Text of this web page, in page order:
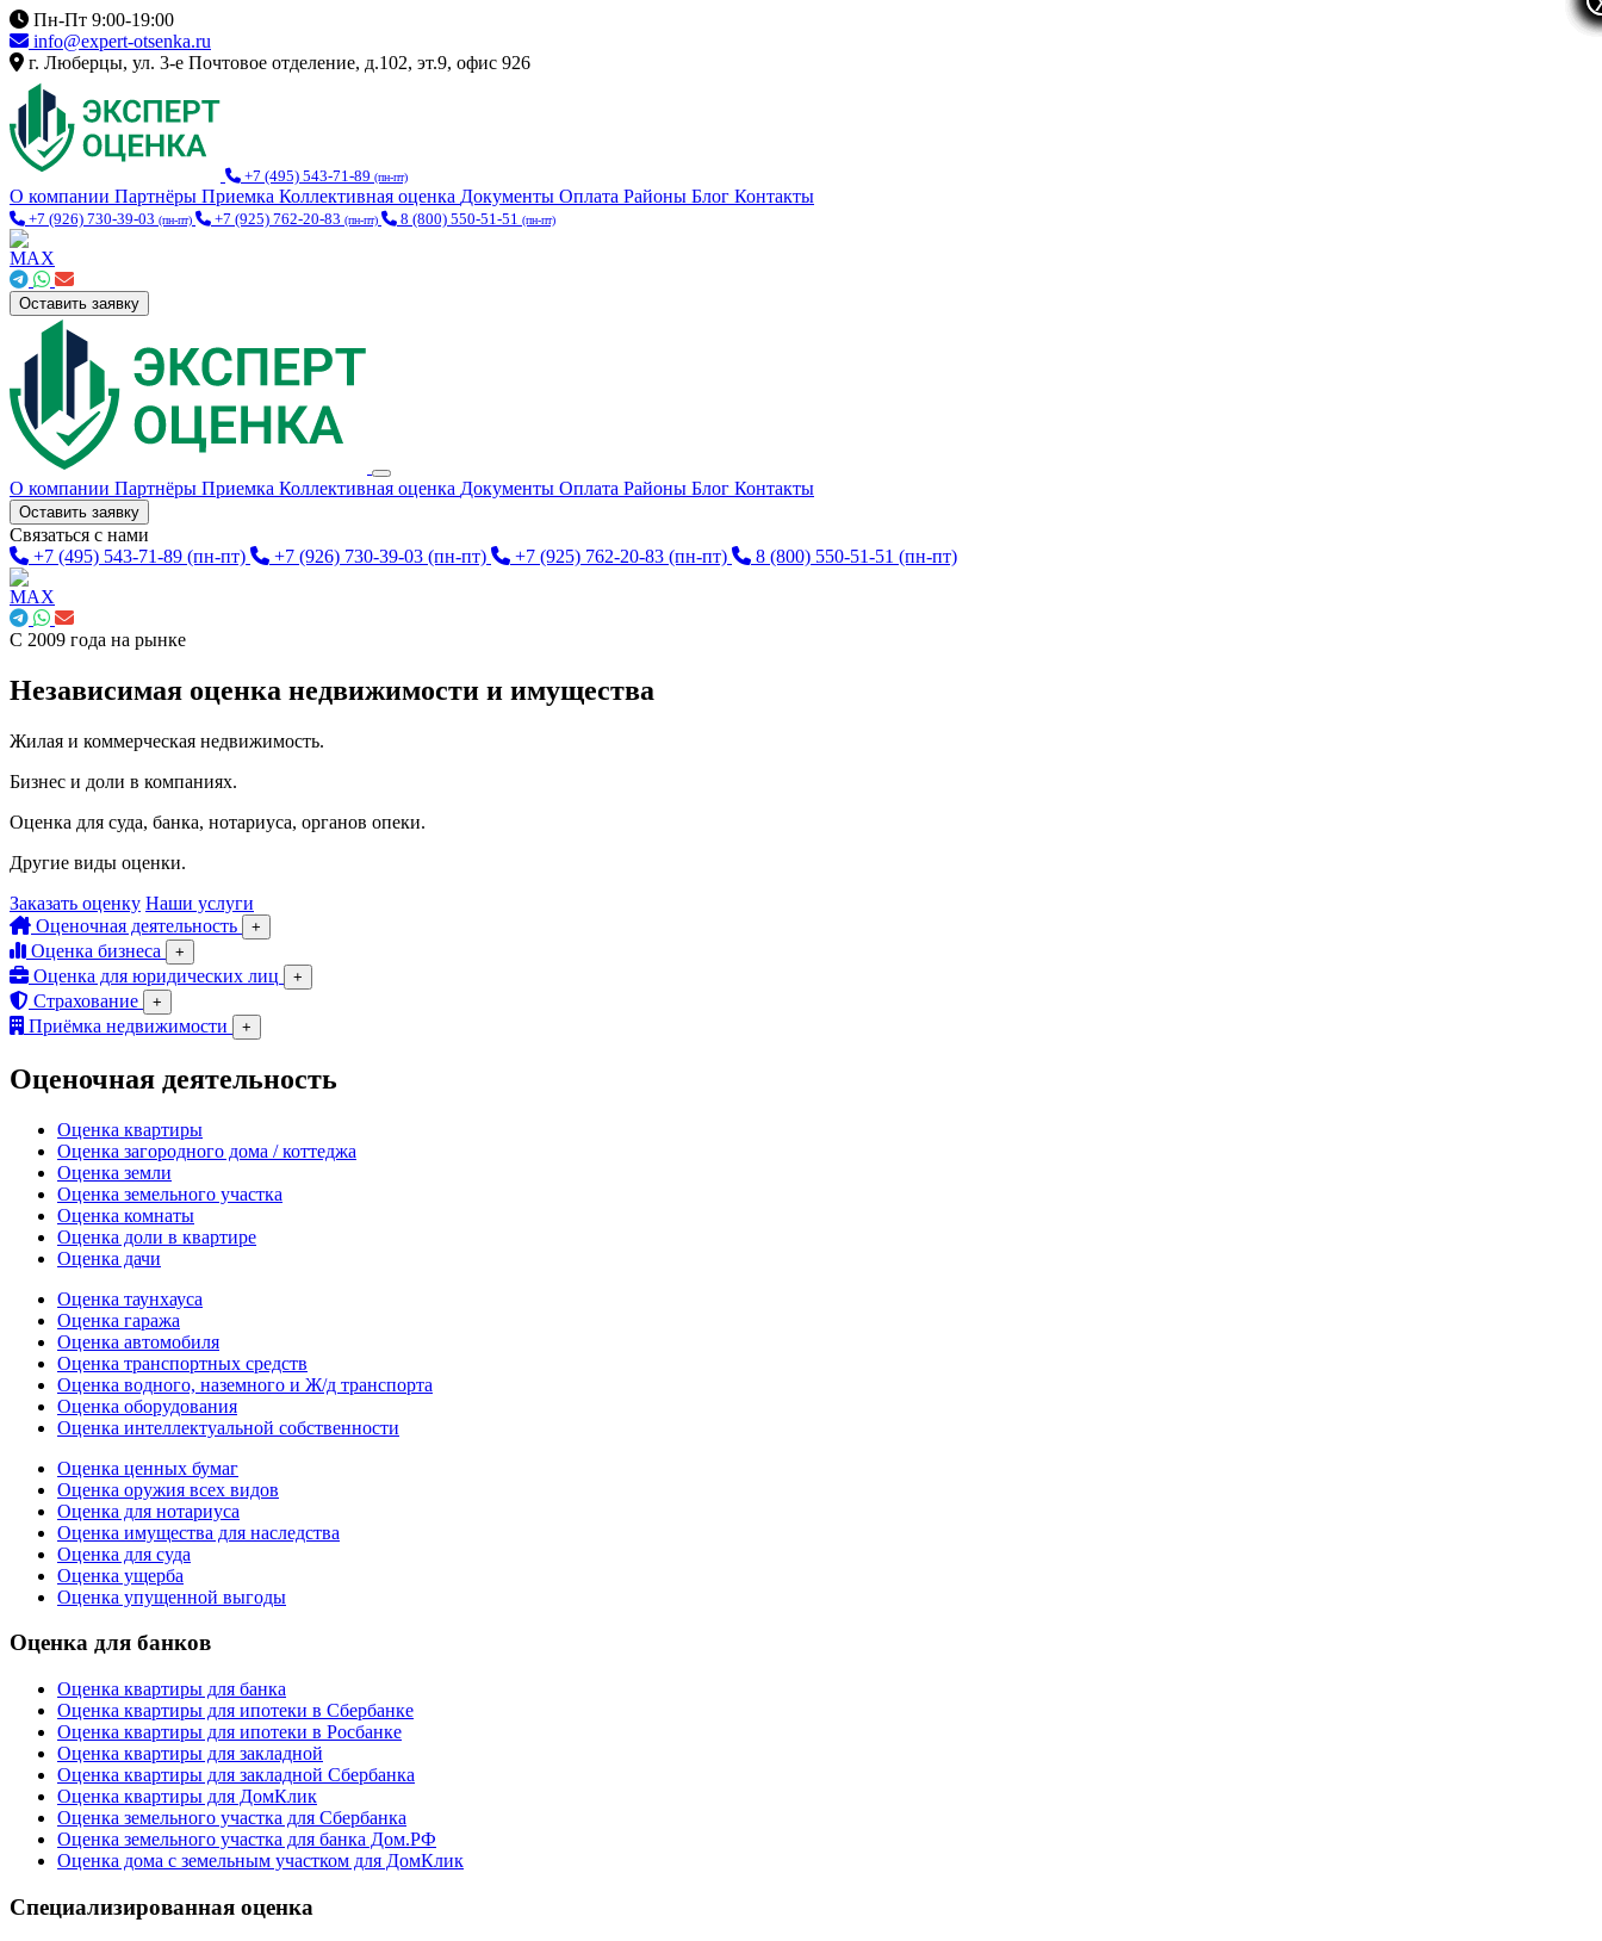
Пн-Пт 9:00-19:00
info@expert-otsenka.ru
г. Люберцы, ул. 3-е Почтовое отделение, д.102, эт.9, офис 926
+7 (495) 543-71-89 (пн-пт)
О компании Партнёры Приемка Коллективная оценка Документы Оплата Районы Блог Контакты
+7 (926) 730-39-03 (пн-пт) +7 (925) 762-20-83 (пн-пт) 8 (800) 550-51-51 (пн-пт)
Оставить заявку
О компании Партнёры Приемка Коллективная оценка Документы Оплата Районы Блог Контакты
Оставить заявку
Связаться с нами
+7 (495) 543-71-89 (пн-пт) +7 (926) 730-39-03 (пн-пт) +7 (925) 762-20-83 (пн-пт) 8 (800) 550-51-51 (пн-пт)
С 2009 года на рынке
Независимая оценка недвижимости и имущества
Жилая и коммерческая недвижимость.
Бизнес и доли в компаниях.
Оценка для суда, банка, нотариуса, органов опеки.
Другие виды оценки.
Заказать оценку Наши услуги
Оценочная деятельность
+
Оценка бизнеса +
Оценка для юридических лиц +
Страхование +
Приёмка недвижимости +
Оценочная деятельность
Оценка квартиры
Оценка загородного дома / коттеджа
Оценка земли
Оценка земельного участка
Оценка комнаты
Оценка доли в квартире
Оценка дачи
Оценка таунхауса
Оценка гаража
Оценка автомобиля
Оценка транспортных средств
Оценка водного, наземного и Ж/д транспорта
Оценка оборудования
Оценка интеллектуальной собственности
Оценка ценных бумаг
Оценка оружия всех видов
Оценка для нотариуса
Оценка имущества для наследства
Оценка для суда
Оценка ущерба
Оценка упущенной выгоды
Оценка для банков
Оценка квартиры для банка
Оценка квартиры для ипотеки в Сбербанке
Оценка квартиры для ипотеки в Росбанке
Оценка квартиры для закладной
Оценка квартиры для закладной Сбербанка
Оценка квартиры для ДомКлик
Оценка земельного участка для Сбербанка
Оценка земельного участка для банка Дом.РФ
Оценка дома с земельным участком для ДомКлик
Специализированная оценка